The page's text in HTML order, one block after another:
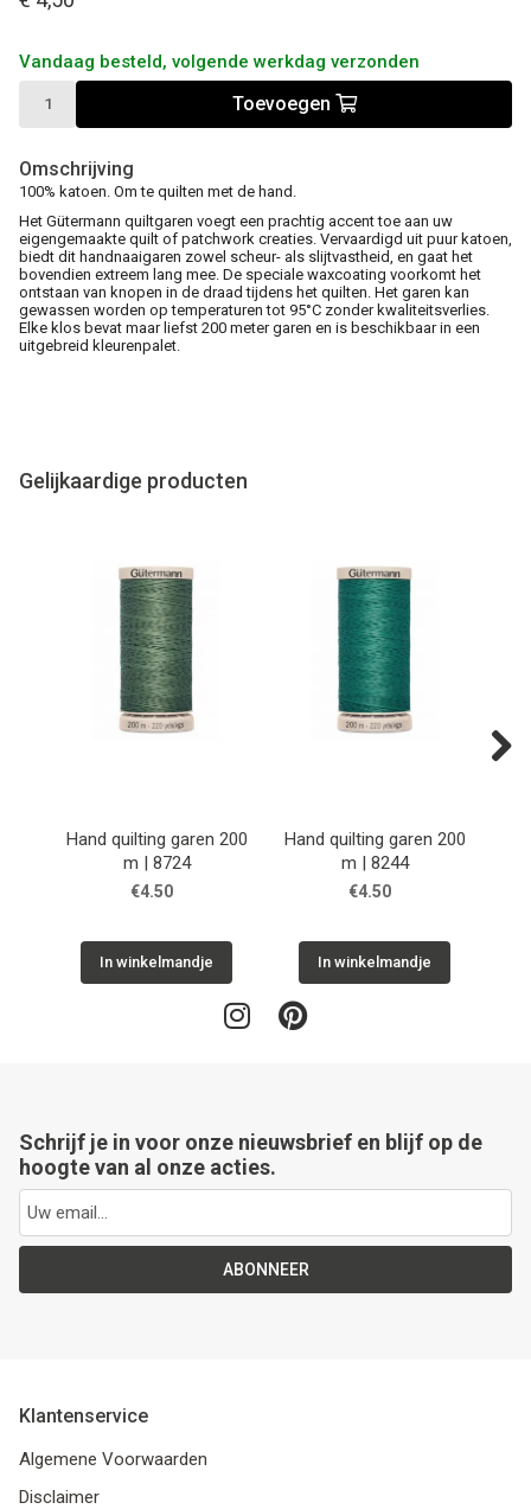
Vandaag besteld, volgende werkdag verzonden
Toevoegen
Omschrijving
100% katoen. Om te quilten met de hand.
Het Gütermann quiltgaren voegt een prachtig accent toe aan uw
eigengemaakte quilt of patchwork creaties. Vervaardigd uit puur katoen,
biedt dit handnaaigaren zowel scheur- als slijtvastheid, en gaat het
bovendien extreem lang mee. De speciale waxcoating voorkomt het
ontstaan van knopen in de draad tijdens het quilten. Het garen kan
gewassen worden op temperaturen tot 95°C zonder kwaliteitsverlies.
Elke klos bevat maar liefst 200 meter garen en is beschikbaar in een
uitgebreid kleurenpalet.
Gelijkaardige producten
Hand quilting garen 200
m | 8724
€4.50
In winkelmandje
Hand quilting garen 200
m | 8244
€4.50
In winkelmandje
Schrijf je in voor onze nieuwsbrief en blijf op de
hoogte van al onze acties.
ABONNEER
Klantenservice
Algemene Voorwaarden
Disclaimer